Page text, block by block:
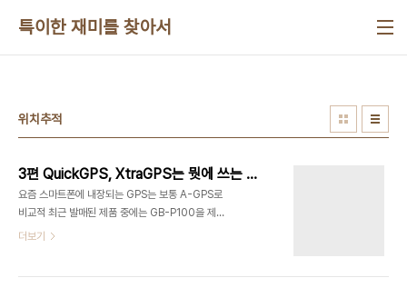
특이한 재미를 찾아서
위치추적
3편 QuickGPS, XtraGPS는 뭣에 쓰는 물건인고?
요즘 스마트폰에 내장되는 GPS는 보통 A-GPS로
비교적 최근 발매된 제품 중에는 GB-P100을 제외
한 모든 제품이 A-GPS라고 생각하면 된다. 사실
더보기